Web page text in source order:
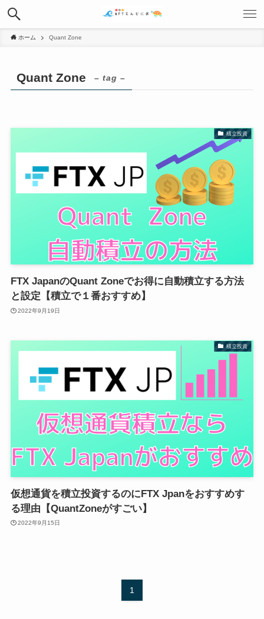
ホーム Quant Zone
Quant Zone – tag –
積立投資
FTX JapanのQuant Zoneでお得に自動積立する方法
と設定【積立で１番おすすめ】
2022年9月19日
積立投資
仮想通貨を積立投資するのにFTX Jpanをおすすめす
る理由【QuantZoneがすごい】
2022年9月15日
1